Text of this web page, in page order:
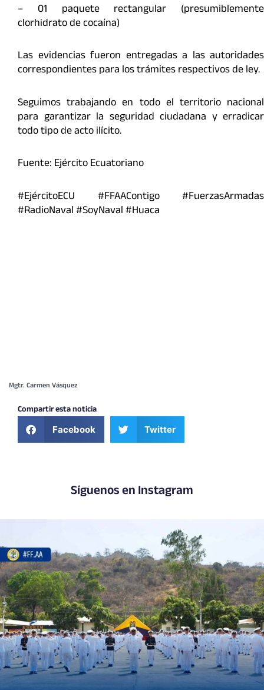
– 01 paquete rectangular (presumiblemente
clorhidrato de cocaína)
Las evidencias fueron entregadas a las autoridades
correspondientes para los trámites respectivos de ley.
Seguimos trabajando en todo el territorio nacional
para garantizar la seguridad ciudadana y erradicar
todo tipo de acto ilícito.
Fuente: Ejército Ecuatoriano
#EjércitoECU #FFAAContigo #FuerzasArmadas
#RadioNaval #SoyNaval #Huaca
Mgtr. Carmen Vásquez
Compartir esta noticia
Facebook Twitter
Síguenos en Instagram